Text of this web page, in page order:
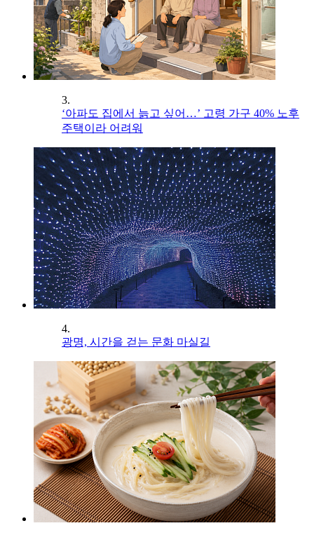
3.
‘아파도 집에서 늙고 싶어…’ 고령 가구 40% 노후
주택이라 어려워
4.
광명, 시간을 걷는 문화 마실길